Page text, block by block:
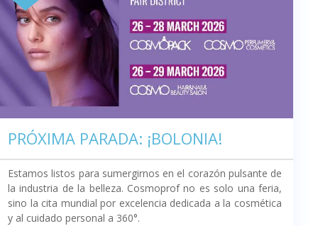
PRÓXIMA PARADA: ¡BOLONIA!
Estamos listos para sumergirnos en el corazón pulsante de
la industria de la belleza. Cosmoprof no es solo una feria,
sino la cita mundial por excelencia dedicada a la cosmética
y al cuidado personal a 360°.